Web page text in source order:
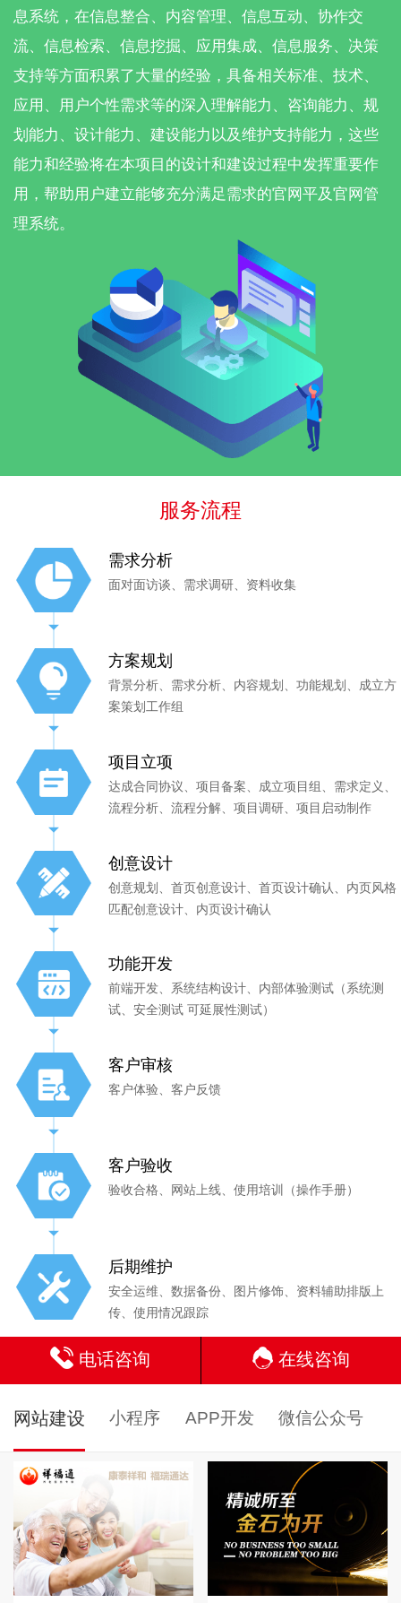
息系统，在信息整合、内容管理、信息互动、协作交
流、信息检索、信息挖掘、应用集成、信息服务、决策
支持等方面积累了大量的经验，具备相关标准、技术、
应用、用户个性需求等的深入理解能力、咨询能力、规
划能力、设计能力、建设能力以及维护支持能力，这些
能力和经验将在本项目的设计和建设过程中发挥重要作
用，帮助用户建立能够充分满足需求的官网平及官网管
理系统。
服务流程
需求分析
面对面访谈、需求调研、资料收集
方案规划
背景分析、需求分析、内容规划、功能规划、成立方
案策划工作组
项目立项
达成合同协议、项目备案、成立项目组、需求定义、
流程分析、流程分解、项目调研、项目启动制作
创意设计
创意规划、首页创意设计、首页设计确认、内页风格
匹配创意设计、内页设计确认
功能开发
前端开发、系统结构设计、内部体验测试（系统测
试、安全测试 可延展性测试）
客户审核
客户体验、客户反馈
客户验收
验收合格、网站上线、使用培训（操作手册）
后期维护
安全运维、数据备份、图片修饰、资料辅助排版上
传、使用情况跟踪
电话咨询 在线咨询
网站建设 小程序 APP开发 微信公众号